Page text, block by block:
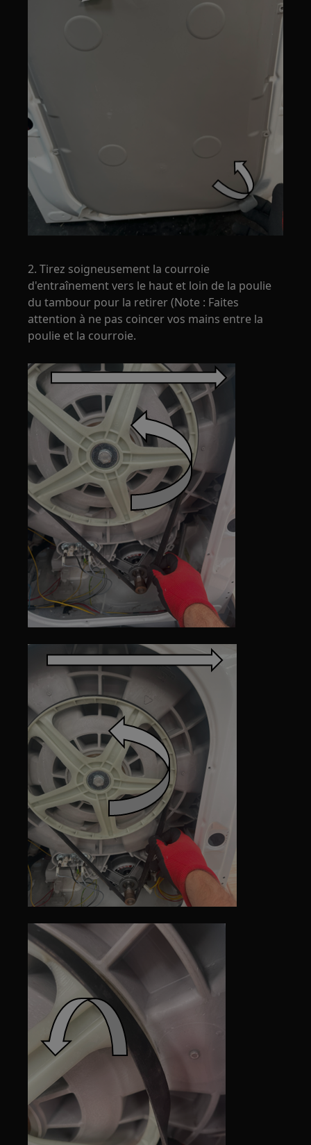
2. Tirez soigneusement la courroie
d'entraînement vers le haut et loin de la poulie
du tambour pour la retirer (Note : Faites
attention à ne pas coincer vos mains entre la
poulie et la courroie.